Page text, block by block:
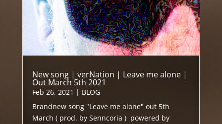
New song | verNation | Leave me alone |
Out March 5th 2021
Feb 26, 2021 | BLOG
Brandnew song "Leave me alone" out 5th
March ( prod. by Senncoria ) powered by